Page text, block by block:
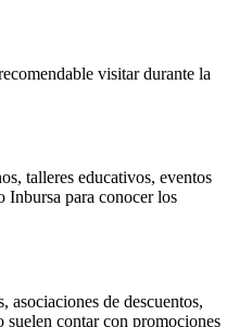
visitar durante la
talleres educativos, eventos
Inbursa para conocer los
de descuentos,
suelen contar con promociones